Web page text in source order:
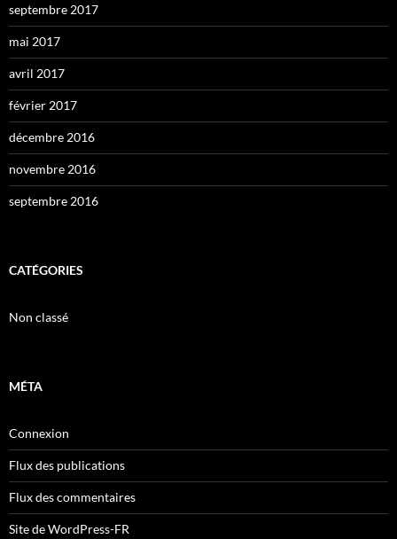
septembre 2017
mai 2017
avril 2017
février 2017
décembre 2016
novembre 2016
septembre 2016
CATÉGORIES
Non classé
MÉTA
Connexion
Flux des publications
Flux des commentaires
Site de WordPress-FR